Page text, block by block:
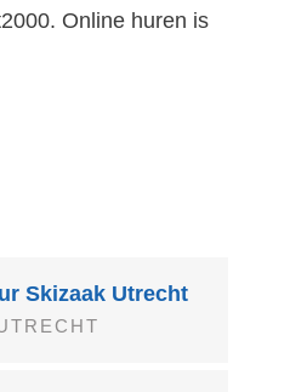
Online huren is
Skizaak Utrecht